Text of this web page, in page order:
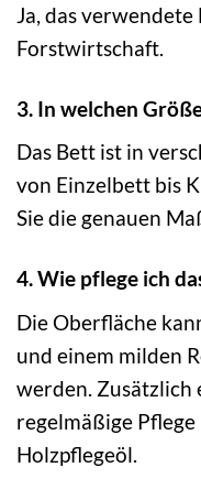
Ja, das
Forstwirtschaft.
3. In welchen
Das Bett ist in
von Einzelbett bis
Sie die genauen
4. Wie pflege ich
Die Oberfläche
und einem milden
werden. Zusätzlich
regelmäßige
Holzpflegeöl.